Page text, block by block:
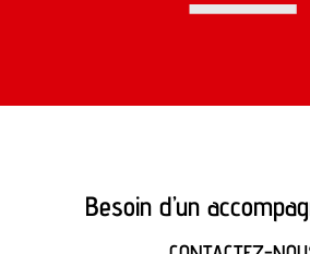
Besoin d’un